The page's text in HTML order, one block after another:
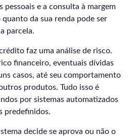
pessoais e a consulta à margem
quanto da sua renda pode ser
parcela.
faz uma análise de risco.
financeiro, eventuais dívidas
casos, até seu comportamento
produtos. Tudo isso é
por sistemas automatizados
predefinidos.
decide se aprova ou não o